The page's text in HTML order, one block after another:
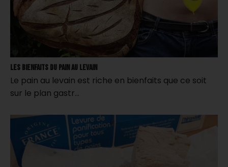
Les bienfaits du pain au levain
Le pain au levain est riche en bienfaits que ce soit
sur le plan gastr…